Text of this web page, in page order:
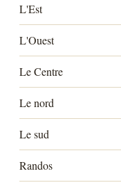
L'Est
L'Ouest
Le Centre
Le nord
Le sud
Randos